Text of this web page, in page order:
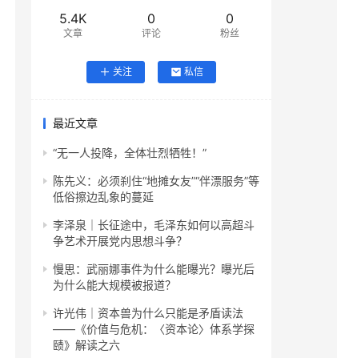
5.4K
文章
0
评论
0
粉丝
关注 私信
最近文章
“无一人投降，全体壮烈牺牲！”
陈先义：必须刹住“地摊女友”“伴漂服务”等
低俗擦边乱象的蔓延
李泽泉｜长征途中，毛泽东如何以高超斗
争艺术开展党内思想斗争？
慢思：武丽娜事件为什么能曝光？曝光后
为什么能大规模被报道？
许光伟｜资本兽为什么只能是矛盾读法
——《价值与危机：〈资本论〉体系学探
赜》解读之六